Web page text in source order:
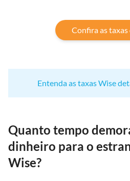
Confira as taxas
Entenda as taxas Wise
Quanto tempo
dinheiro para o
Wise?